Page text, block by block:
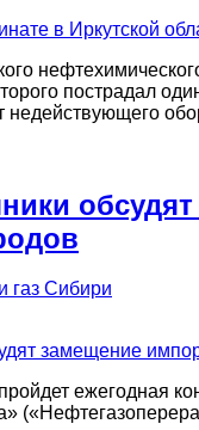
пострадал
газ Сибири
ежегодная